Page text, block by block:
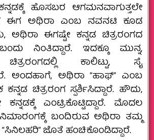
ಹೊಸಬರ ಆಗಮನವಾಗುತ್ತಲೇ
ಈಗ ಅಥಿರಾ ಎಂಬ ನವನಟಿ ಕೂಡ
ಅಥಿರಾ ಈಗಷ್ಟೇ ಕನ್ನಡ ಚಿತ್ರರಂಗದ
ನಿಂತಿದ್ದಾರೆ. ಇದಕ್ಕೂ ಮುನ್ನ,
ಕಾಲಿಟ್ಟು, ಸೈ
ಅಂದಹಾಗೆ, ಅಥಿರಾ “ಹಾಫ್‌” ಎಂಬ
ಚಿತ್ರರಂಗ ಸ್ಪರ್ಶಿಸಿದ್ದಾರೆ. ಹೌದು,
ಎಂಟ್ರಿಕೊಟ್ಟಿದ್ದಾರೆ. ಮೊದಲ
ಬಂದಿರುವ ಅಥಿರಾ ತಮ್ಮ
ಜೊತೆ ಹಂಚಿಕೊಂಡಿದ್ದಾರೆ.